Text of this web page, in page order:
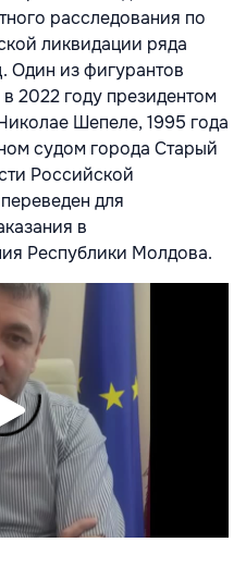
расследования по
ликвидации ряда
Один из фигурантов
2022 году президентом
Шепеле, 1995 года
судом города Старый
Российской
для
в
Республики Молдова.